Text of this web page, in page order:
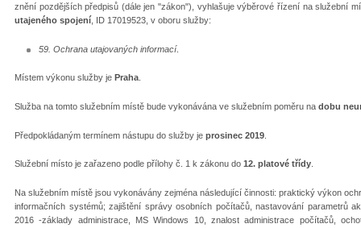
znění pozdějších předpisů (dále jen "zákon"), vyhlašuje výběrové řízení na služební
utajeného spojení , ID 17019523, v oboru služby:
59. Ochrana utajovaných informací.
Místem výkonu služby je Praha
Služba na tomto služebním místě bude vykonávána ve služebním poměru na dobu
Předpokládaným termínem nástupu do služby je prosinec 2019
Služební místo je zařazeno podle přílohy č. 1 k zákonu do 12. platové třídy
Na služebním místě jsou vykonávány zejména následující činnosti: praktický výkon
informačních systémů; zajištění správy osobních počítačů, nastavování parametrů
2016 -základy administrace, MS Windows 10, znalost administrace počítačů,